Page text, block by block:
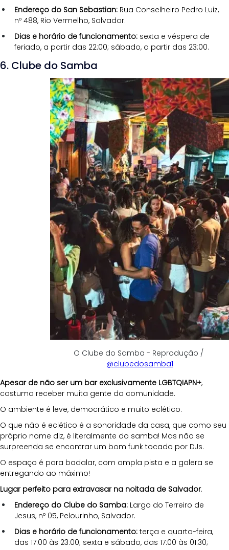
Endereço do San Sebastian: Rua Conselheiro Pedro Luiz,
nº 488, Rio Vermelho, Salvador.
Dias e horário de funcionamento: sexta e véspera de
feriado, a partir das 22:00; sábado, a partir das 23:00.
6. Clube do Samba
O Clube do Samba - Reprodução /
@clubedosamba1
Apesar de não ser um bar exclusivamente LGBTQIAPN+,
costuma receber muita gente da comunidade.
O ambiente é leve, democrático e muito eclético.
O que não é eclético é a sonoridade da casa, que como seu
próprio nome diz, é literalmente do samba! Mas não se
surpreenda se encontrar um bom funk tocado por DJs.
O espaço é para badalar, com ampla pista e a galera se
entregando ao máximo!
Lugar perfeito para extravasar na noitada de Salvador.
Endereço do Clube do Samba: Largo do Terreiro de
Jesus, nº 05, Pelourinho, Salvador.
Dias e horário de funcionamento: terça e quarta-feira,
das 17:00 às 23:00; sexta e sábado, das 17:00 às 01:30;